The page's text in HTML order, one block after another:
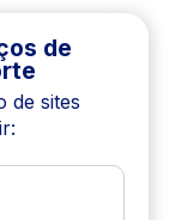
de
de sites